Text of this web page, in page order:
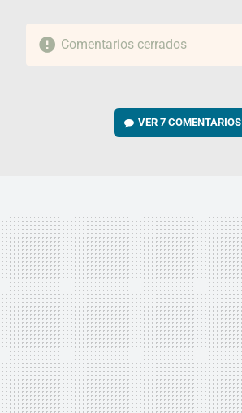
Comentarios cerrados
VER7 COMENTARIOS